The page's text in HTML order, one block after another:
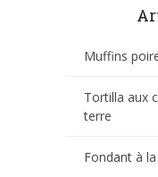
Muffins
Tortilla aux
terre
Fondant à